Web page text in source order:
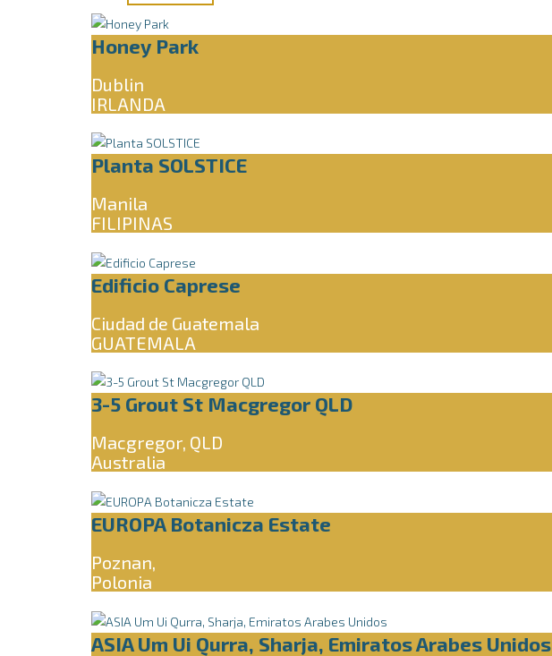
Honey Park
Dublin
IRLANDA
Planta SOLSTICE
Manila
FILIPINAS
Edificio Caprese
Ciudad de Guatemala
GUATEMALA
3-5 Grout St Macgregor QLD
Macgregor, QLD
Australia
EUROPA Botanicza Estate
Poznan,
Polonia
ASIA Um Ui Qurra, Sharja, Emiratos Arabes Unidos